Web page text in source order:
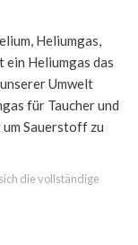
Heliumgas,
Heliumgas das
Umwelt
für Taucher und
Sauerstoff zu
die vollständige